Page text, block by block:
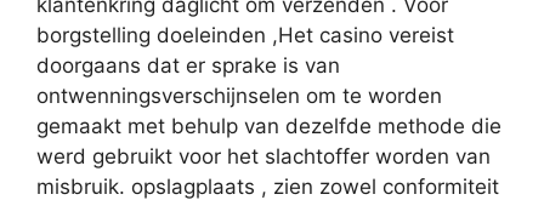
klantenkring daglicht om verzenden . Voor
borgstelling doeleinden ,Het casino vereist
doorgaans dat er sprake is van
ontwenningsverschijnselen om te worden
gemaakt met behulp van dezelfde methode die
werd gebruikt voor het slachtoffer worden van
misbruik. opslagplaats , zien zowel conformiteit